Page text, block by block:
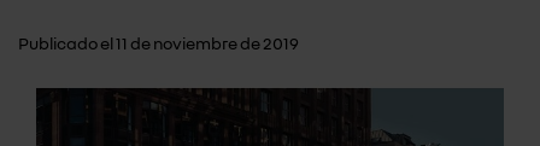
Publicado el 11 de noviembre de 2019